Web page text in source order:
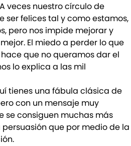
A veces nuestro círculo de
ser felices tal y como estamos,
pero nos impide mejorar y
El miedo a perder lo que
que no queramos dar el
lo explica a las mil
tienes una fábula clásica de
con un mensaje muy
se consiguen muchas más
que por medio de la